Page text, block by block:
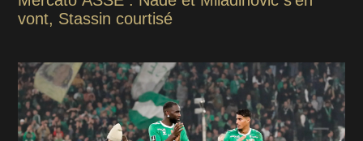
vont, Stassin courtisé